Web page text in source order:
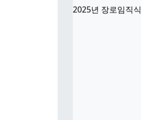
2025년 장로임직식